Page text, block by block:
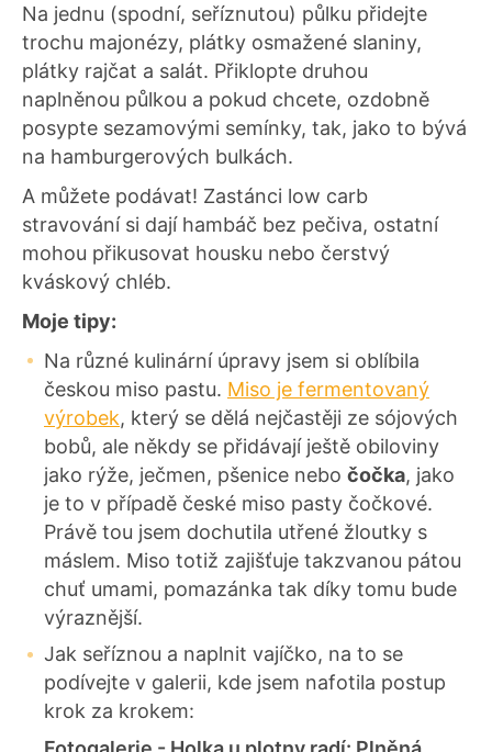
Na jednu (spodní, seříznutou) půlku přidejte
trochu majonézy, plátky osmažené slaniny,
plátky rajčat a salát. Přiklopte druhou
naplněnou půlkou a pokud chcete, ozdobně
posypte sezamovými semínky, tak, jako to bývá
na hamburgerových bulkách.
A můžete podávat! Zastánci low carb
stravování si dají hambáč bez pečiva, ostatní
mohou přikusovat housku nebo čerstvý
kváskový chléb.
Moje tipy:
Na různé kulinární úpravy jsem si oblíbila
českou miso pastu. Miso je fermentovaný
výrobek, který se dělá nejčastěji ze sójových
bobů, ale někdy se přidávají ještě obiloviny
jako rýže, ječmen, pšenice nebo čočka, jako
je to v případě české miso pasty čočkové.
Právě tou jsem dochutila utřené žloutky s
máslem. Miso totiž zajišťuje takzvanou pátou
chuť umami, pomazánka tak díky tomu bude
výraznější.
Jak seříznou a naplnit vajíčko, na to se
podívejte v galerii, kde jsem nafotila postup
krok za krokem: